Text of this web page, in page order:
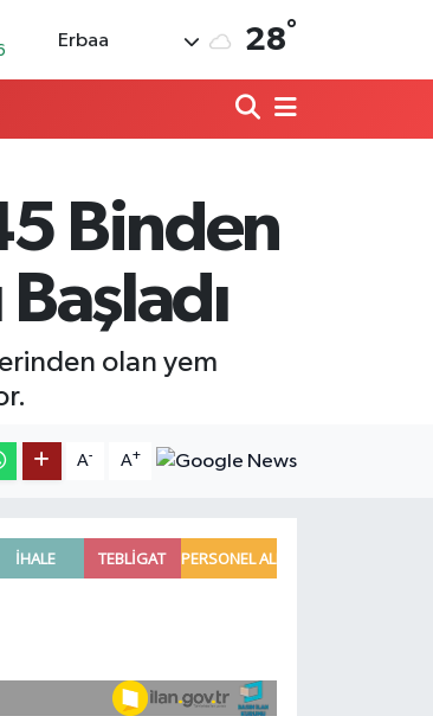
Erbaa 28°
Binden
olan yem
A- A+